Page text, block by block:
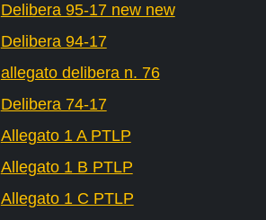
Delibera 95-17 new new
Delibera 94-17
allegato delibera n. 76
Delibera 74-17
Allegato 1 A PTLP
Allegato 1 B PTLP
Allegato 1 C PTLP